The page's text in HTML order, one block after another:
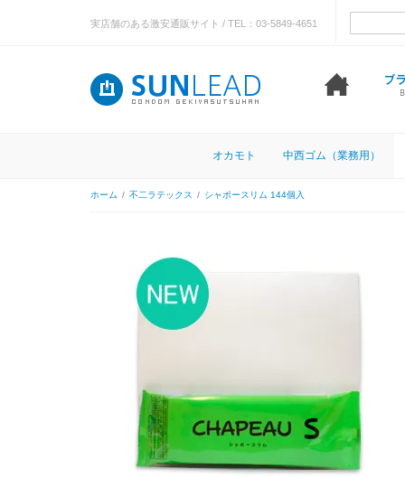
実店舗のある激安通販サイト / TEL：03-5849-4651
オカモト 中西ゴム（業務用）
ホーム / 不二ラテックス / シャポースリム 144個入